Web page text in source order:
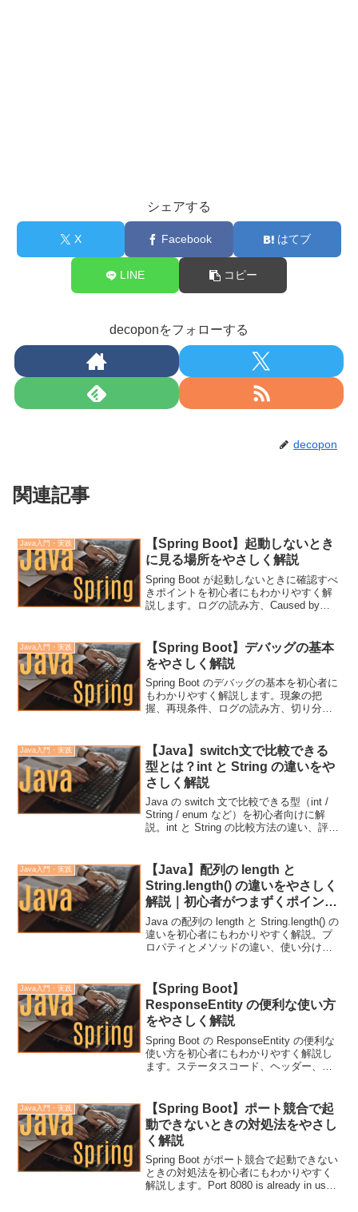
シェアする
X Facebook はてブ
LINE コピー
decoponをフォローする
decopon
関連記事
Java入門・実践
【Spring Boot】起動しないとき
に見る場所をやさしく解説
Spring Boot が起動しないときに確認すべ
きポイントを初心者にもわかりやすく解
説します。ログの読み方、Caused by、
きます。
Java入門・実践
【Spring Boot】デバッグの基本
をやさしく解説
Spring Boot のデバッグの基本を初心者に
もわかりやすく解説します。現象の把
握、再現条件、ログの読み方、切り分
す。
Java入門・実践
【Java】switch文で比較できる
型とは？int と String の違いをや
さしく解説
Java の switch 文で比較できる型（int /
String / enum など）を初心者向けに解
説。int と String の比較方法の違い、評価
Java入門・実践
【Java】配列の length と
String.length() の違いをやさしく
解説｜初心者がつまずくポイント
を整理
Java の配列の length と String.length() の
違いを初心者にもわかりやすく解説。プ
ロパティとメソッドの違い、使い分け、
Java入門・実践
【Spring Boot】
ResponseEntity の便利な使い方
をやさしく解説
Spring Boot の ResponseEntity の便利な
使い方を初心者にもわかりやすく解説し
ます。ステータスコード、ヘッダー、
Java入門・実践
【Spring Boot】ポート競合で起
動できないときの対処法をやさし
く解説
Spring Boot がポート競合で起動できない
ときの対処法を初心者にもわかりやすく
解説します。Port 8080 is already in use